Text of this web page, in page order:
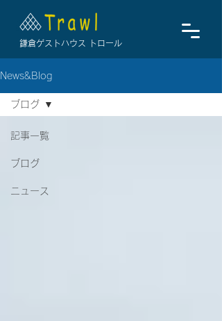
鎌倉ゲストハウス トロール
News&Blog
記事一覧
ブログ
ニュース
ブログ